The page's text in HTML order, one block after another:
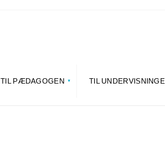
TIL PÆDAGOGEN TIL